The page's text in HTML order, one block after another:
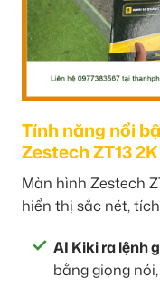
Tính năng nổi
Zestech ZT13 2K
Màn hình Zestech
hiển thị sắc nét,
AI Kiki ra lệnh
bằng giọng